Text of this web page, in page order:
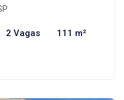
2 Vagas 111 m²